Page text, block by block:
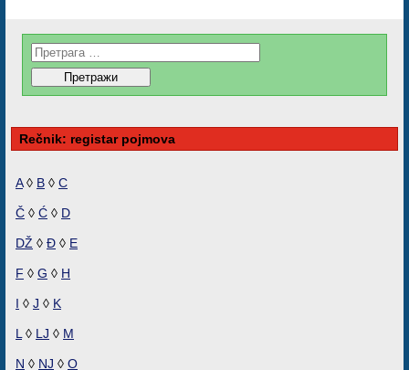
Rečnik: registar pojmova
A◊ B ◊ C
Č ◊ Ć ◊ D
DŽ ◊ Đ ◊ E
F ◊ G ◊ H
I ◊ J ◊ K
L ◊ LJ ◊ M
N ◊ NJ ◊ O